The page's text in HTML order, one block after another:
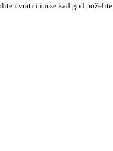
i vratiti im se kad god poželite.